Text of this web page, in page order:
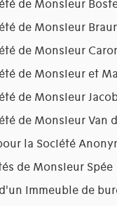
de Monsieur
de Monsieur
de Monsieur
de Monsieur et
de Monsieur
de Monsieur Van
la Société
de Monsieur Spée
immeuble de